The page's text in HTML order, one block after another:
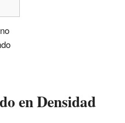
en Densidad